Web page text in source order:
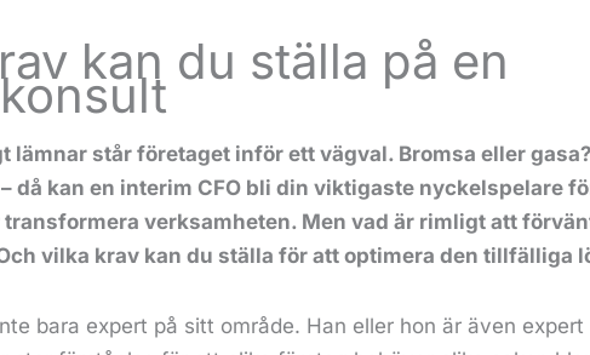
kan du ställa på en
lämnar står företaget inför ett vägval. Bromsa eller
då kan en interim CFO bli din viktigaste nyckelspelare
verksamheten. Men vad är rimligt att
vilka krav kan du ställa för att optimera den tillfälliga
bara expert på sitt område. Han eller hon är även